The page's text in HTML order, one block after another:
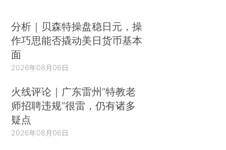
分析｜贝森特操盘稳日元，操
作巧思能否撬动美日货币基本
面
2026年08月06日
火线评论｜广东雷州“特教老
师招聘违规”很雷，仍有诸多
疑点
2026年08月06日